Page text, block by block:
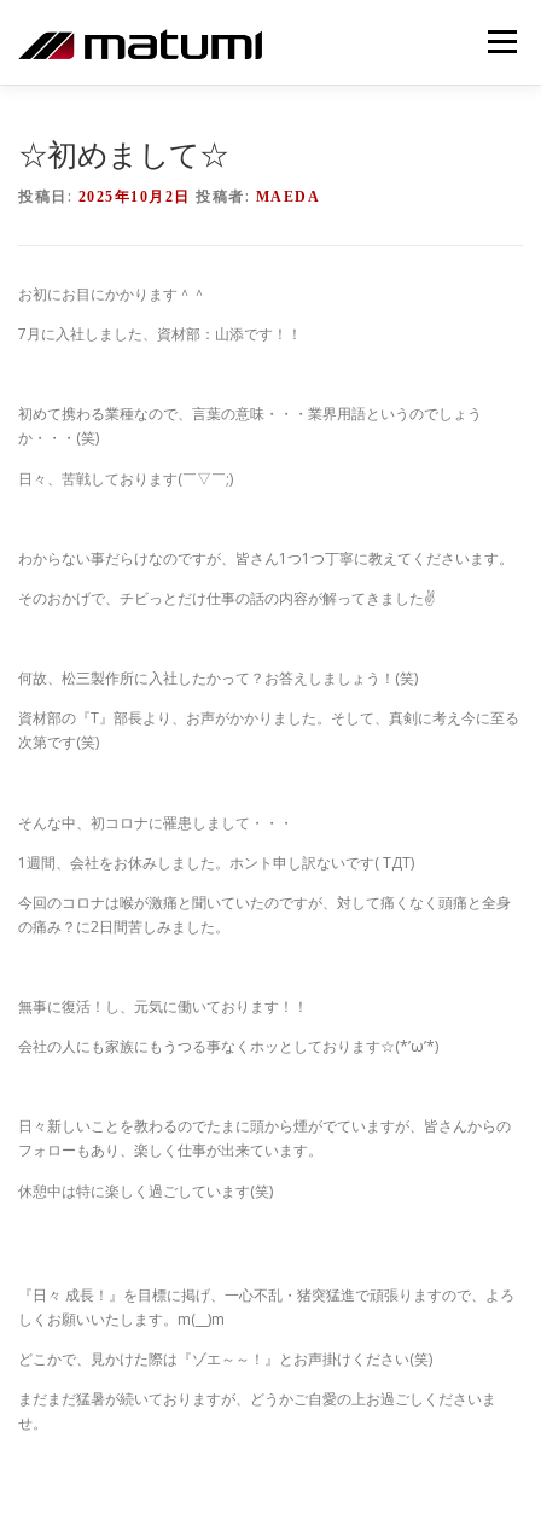
ン
メニュー
製品実績 加工製品
マツミNOW
☆初めまして☆
投稿日: 2025年10月2日 投稿者: MAEDA
お初にお目にかかります＾＾
7月に入社しました、資材部：山添です！！
初めて携わる業種なので、言葉の意味・・・業界用語というのでしょう
か・・・(笑)
日々、苦戦しております(￣▽￣;)
わからない事だらけなのですが、皆さん1つ1つ丁寧に教えてくださいます。
そのおかげで、チビっとだけ仕事の話の内容が解ってきました✌
何故、松三製作所に入社したかって？お答えしましょう！(笑)
資材部の『T』部長より、お声がかかりました。そして、真剣に考え今に至る
次第です(笑)
そんな中、初コロナに罹患しまして・・・
1週間、会社をお休みしました。ホント申し訳ないです( TДT)
今回のコロナは喉が激痛と聞いていたのですが、対して痛くなく頭痛と全身
の痛み？に2日間苦しみました。
無事に復活！し、元気に働いております！！
会社の人にも家族にもうつる事なくホッとしております☆(*’ω’*)
日々新しいことを教わるのでたまに頭から煙がでていますが、皆さんからの
フォローもあり、楽しく仕事が出来ています。
休憩中は特に楽しく過ごしています(笑)
『日々 成長！』を目標に掲げ、一心不乱・猪突猛進で頑張りますので、よろ
しくお願いいたします。m(__)m
どこかで、見かけた際は『ゾエ～～！』とお声掛けください(笑)
まだまだ猛暑が続いておりますが、どうかご自愛の上お過ごしくださいま
せ。